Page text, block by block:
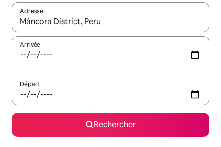
Adresse
Lorsque les résultats s'affichent, utilisez les flèches vers le
Arrivée
Départ
Rechercher